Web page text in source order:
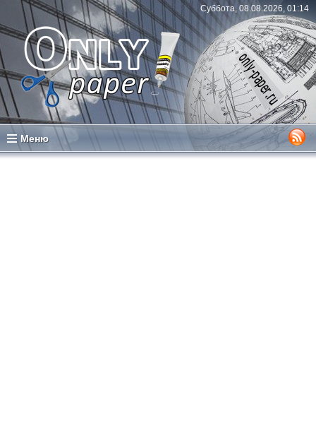
Суббота, 08.08.2026, 01:14
Меню